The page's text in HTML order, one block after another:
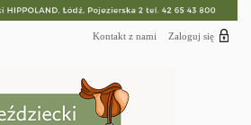
Zaloguj się
Kontakt z nami